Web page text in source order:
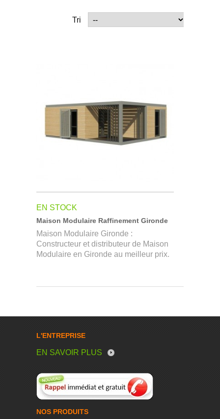
Tri
EN STOCK
Maison Modulaire Raffinement Gironde
Maison Modulaire Gironde :
Constructeur et distributeur de Maison
Modulaire en Gironde au meilleur prix.
L'ENTREPRISE
EN SAVOIR PLUS
NOS PRODUITS